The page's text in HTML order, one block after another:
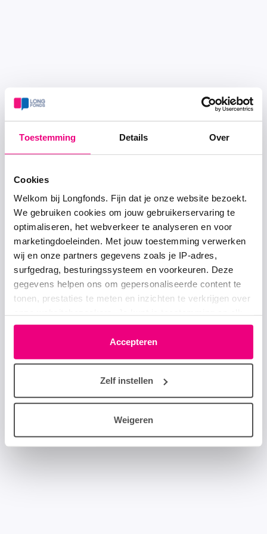
Toestemming Details Over
Cookies
Welkom bij Longfonds. Fijn dat je onze website bezoekt.
We gebruiken cookies om jouw gebruikerservaring te
optimaliseren, het webverkeer te analyseren en voor
marketingdoeleinden. Met jouw toestemming verwerken
wij en onze partners gegevens zoals je IP-adres,
surfgedrag, besturingssysteem en voorkeuren. Deze
gegevens helpen ons om gepersonaliseerde content te
tonen, prestaties te meten en inzichten te verkrijgen over
moment wijzigen of intrekken via het cookie-icoontje
linksonder elke pagina. De lijst met partners is te vinden
in het tabblad “details”.
Accepteren
Zelf instellen
Weigeren